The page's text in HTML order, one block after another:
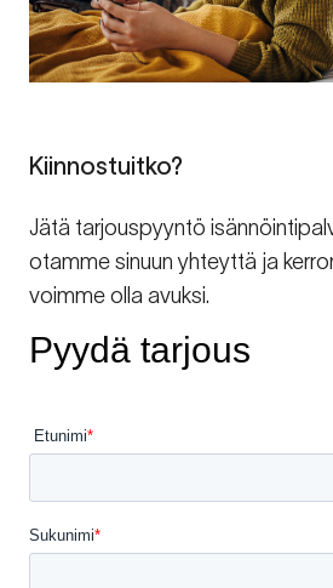
Kiinnostuitko?
Jätä tarjouspyyntö
otamme sinuun yhteyttä ja
voimme olla avuksi.